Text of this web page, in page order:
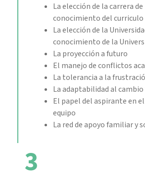
La elección de la carrera
conocimiento del curriculo
La elección de la
conocimiento de la
La proyección a futuro
El manejo de conflictos
La tolerancia a la
La adaptabilidad al
El papel del aspirante en
equipo
La red de apoyo familiar y
3